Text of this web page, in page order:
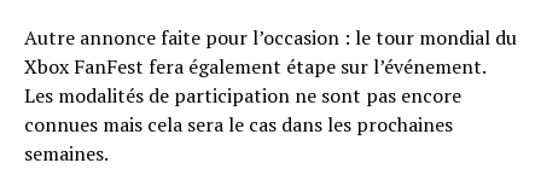
Autre annonce faite pour l’occasion : le tour mondial du
Xbox FanFest fera également étape sur l’événement.
Les modalités de participation ne sont pas encore
connues mais cela sera le cas dans les prochaines
semaines.